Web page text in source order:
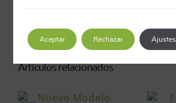
20 junio 2013
Artículos relacionados
Aceptar Rechazar Ajustes